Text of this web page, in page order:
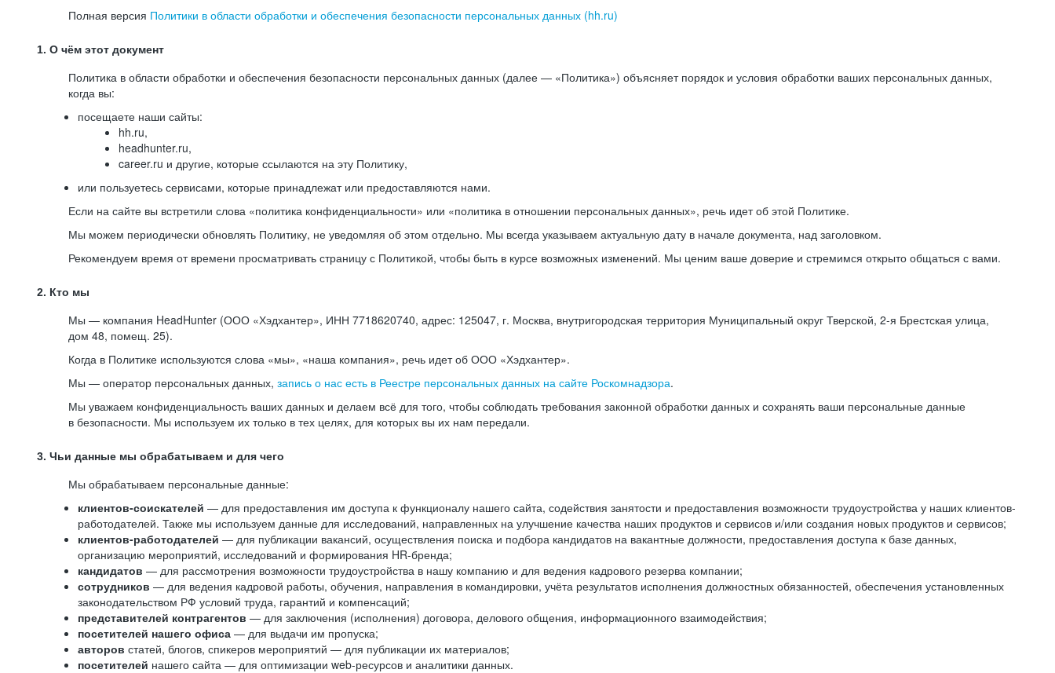
Полная версия Политики в области обработки и обеспечения безопасности персональных данных (hh.ru)
1. О чём этот документ
Политика в области обработки и обеспечения безопасности персональных данных (далее — «Политика») объясняет порядок и условия обработки ваших персональных данных,
когда вы:
посещаете наши сайты:
hh.ru,
headhunter.ru,
career.ru и другие, которые ссылаются на эту Политику,
или пользуетесь сервисами, которые принадлежат или предоставляются нами.
Если на сайте вы встретили слова «политика конфиденциальности» или «политика в отношении персональных данных», речь идет об этой Политике.
Мы можем периодически обновлять Политику, не уведомляя об этом отдельно. Мы всегда указываем актуальную дату в начале документа, над заголовком.
Рекомендуем время от времени просматривать страницу с Политикой, чтобы быть в курсе возможных изменений. Мы ценим ваше доверие и стремимся открыто общаться с вами.
2. Кто мы
Мы — компания HeadHunter (ООО «Хэдхантер», ИНН 7718620740, адрес: 125047, г. Москва, внутригородская территория Муниципальный округ Тверской, 2-я Брестская улица,
дом 48, помещ. 25).
Когда в Политике используются слова «мы», «наша компания», речь идет об ООО «Хэдхантер».
Мы — оператор персональных данных, запись о нас есть в Реестре персональных данных на сайте Роскомнадзора.
Мы уважаем конфиденциальность ваших данных и делаем всё для того, чтобы соблюдать требования законной обработки данных и сохранять ваши персональные данные
в безопасности. Мы используем их только в тех целях, для которых вы их нам передали.
3. Чьи данные мы обрабатываем и для чего
Мы обрабатываем персональные данные:
клиентов-соискателей — для предоставления им доступа к функционалу нашего сайта, содействия занятости и предоставления возможности трудоустройства у наших клиентов-
работодателей. Также мы используем данные для исследований, направленных на улучшение качества наших продуктов и сервисов и/или создания новых продуктов и сервисов;
клиентов-работодателей — для публикации вакансий, осуществления поиска и подбора кандидатов на вакантные должности, предоставления доступа к базе данных,
организацию мероприятий, исследований и формирования HR-бренда;
кандидатов — для рассмотрения возможности трудоустройства в нашу компанию и для ведения кадрового резерва компании;
сотрудников — для ведения кадровой работы, обучения, направления в командировки, учёта результатов исполнения должностных обязанностей, обеспечения установленных
законодательством РФ условий труда, гарантий и компенсаций;
представителей контрагентов — для заключения (исполнения) договора, делового общения, информационного взаимодействия;
посетителей нашего офиса — для выдачи им пропуска;
авторов статей, блогов, спикеров мероприятий — для публикации их материалов;
посетителей нашего сайта — для оптимизации web-ресурсов и аналитики данных.